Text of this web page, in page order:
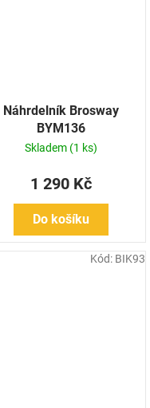
Náhrdelník Brosway
BYM136
Skladem (1 ks)
1 290 Kč
Do košíku
Kód: BIK93